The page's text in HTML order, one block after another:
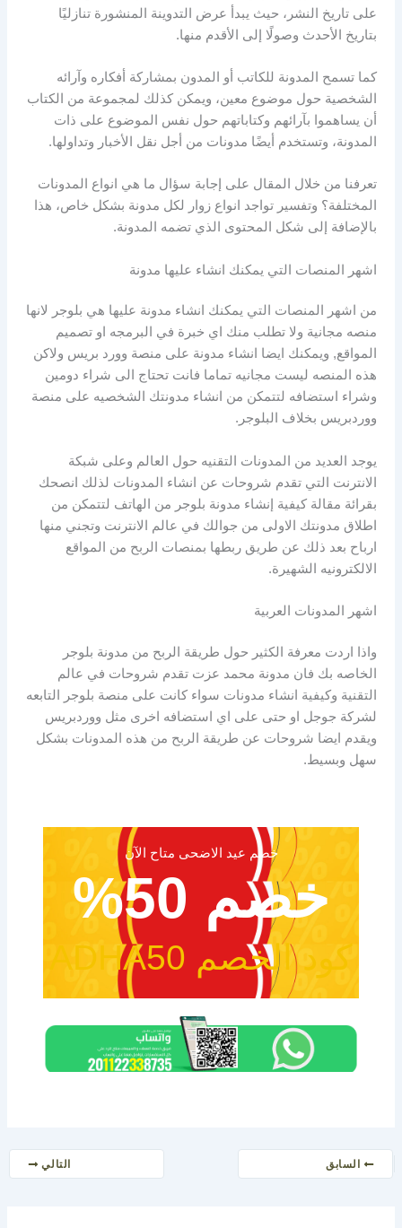
على تاريخ النشر، حيث يبدأ عرض التدوينة المنشورة تنازليًا
بتاريخ الأحدث وصولًا إلى الأقدم منها.
كما تسمح المدونة للكاتب أو المدون بمشاركة أفكاره وآرائه
الشخصية حول موضوع معين، ويمكن كذلك لمجموعة من الكتاب
أن يساهموا بآرائهم وكتاباتهم حول نفس الموضوع على ذات
المدونة، وتستخدم أيضًا مدونات من أجل نقل الأخبار وتداولها.
تعرفنا من خلال المقال على إجابة سؤال ما هي انواع المدونات
المختلفة؟ وتفسير تواجد انواع زوار لكل مدونة بشكل خاص، هذا
بالإضافة إلى شكل المحتوى الذي تضمه المدونة.
اشهر المنصات التي يمكنك انشاء عليها مدونة
من اشهر المنصات التي يمكنك انشاء مدونة عليها هي بلوجر لانها
منصه مجانية ولا تطلب منك اي خبرة في البرمجه او تصميم
المواقع, ويمكنك ايضا انشاء مدونة على منصة وورد بريس ولاكن
هذه المنصه ليست مجانيه تماما فانت تحتاج الى شراء دومين
وشراء استضافه لتتمكن من انشاء مدونتك الشخصيه على منصة
ووردبريس بخلاف البلوجر.
يوجد العديد من المدونات التقنيه حول العالم وعلى شبكة
الانترنت التي تقدم شروحات عن انشاء المدونات لذلك انصحك
بقرائة مقالة كيفية إنشاء مدونة بلوجر من الهاتف لتتمكن من
اطلاق مدونتك الاولى من جوالك في عالم الانترنت وتجني منها
ارباح بعد ذلك عن طريق ربطها بمنصات الربح من المواقع
الالكترونيه الشهيرة.
اشهر المدونات العربية
واذا اردت معرفة الكثير حول طريقة الربح من مدونة بلوجر
الخاصه بك فان مدونة محمد عزت تقدم شروحات في عالم
التقنية وكيفية انشاء مدونات سواء كانت على منصة بلوجر التابعه
لشركة جوجل او حتى على اي استضافه اخرى مثل ووردبريس
ويقدم ايضا شروحات عن طريقة الربح من هذه المدونات بشكل
سهل وبسيط.
خصم عيد الاضحى متاح الآن
خصم 50%
كود الخصم ADHA50
السابق التالي